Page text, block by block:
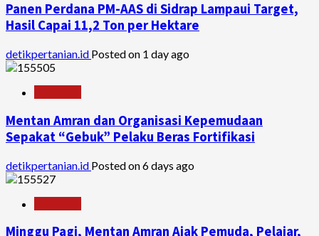
Panen Perdana PM-AAS di Sidrap Lampaui Target,
Hasil Capai 11,2 Ton per Hektare
detikpertanian.id Posted on 1 day ago
Mentan Amran dan Organisasi Kepemudaan
Sepakat “Gebuk” Pelaku Beras Fortifikasi
detikpertanian.id Posted on 6 days ago
Minggu Pagi, Mentan Amran Ajak Pemuda, Pelajar,